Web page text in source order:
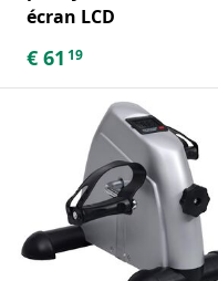
écran LCD
€ 61 19